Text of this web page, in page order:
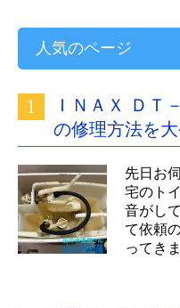
人気のページ
ＩＮＡＸ ＤＴ
の修理方法を大
先日お
宅のト
音がし
て依頼
ってき